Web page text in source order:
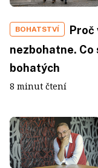
BOHATSTVÍ
nezbohatne.
bohatých
8 minut čtení